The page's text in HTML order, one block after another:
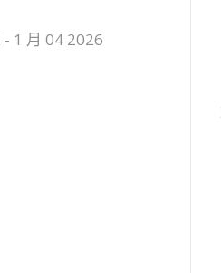
- 1 月 04 2026